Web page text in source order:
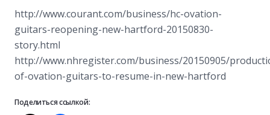
http://www.courant.com/business/hc-ovation-
guitars-reopening-new-hartford-20150830-
story.html
http://www.nhregister.com/business/20150905/
of-ovation-guitars-to-resume-in-new-hartford
Поделиться ссылкой: